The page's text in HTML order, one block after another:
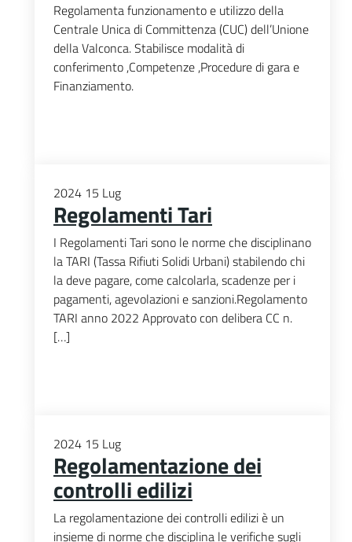
Regolamenta funzionamento e utilizzo della
Centrale Unica di Committenza (CUC) dell’Unione
della Valconca. Stabilisce modalità di
conferimento ,Competenze ,Procedure di gara e
Finanziamento.
2024 15 Lug
Regolamenti Tari
I Regolamenti Tari sono le norme che disciplinano
la TARI (Tassa Rifiuti Solidi Urbani) stabilendo chi
la deve pagare, come calcolarla, scadenze per i
pagamenti, agevolazioni e sanzioni.Regolamento
TARI anno 2022 Approvato con delibera CC n.
[…]
2024 15 Lug
Regolamentazione dei
controlli edilizi
La regolamentazione dei controlli edilizi è un
insieme di norme che disciplina le verifiche sugli